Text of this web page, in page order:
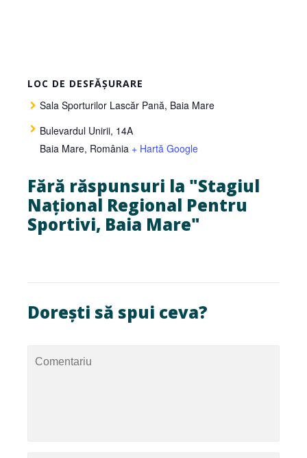
LOC DE DESFĂȘURARE
Sala Sporturilor Lascăr Pană, Baia Mare
Bulevardul Unirii, 14A
Baia Mare, România + Hartă Google
Fără răspunsuri la "Stagiul
Național Regional Pentru
Sportivi, Baia Mare"
Dorești să spui ceva?